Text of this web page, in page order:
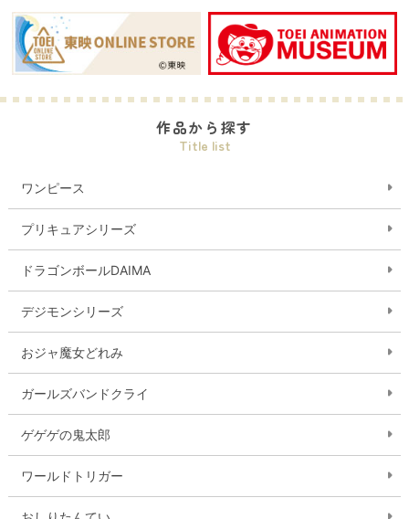
作品から探す
Title list
ワンピース
プリキュアシリーズ
ドラゴンボールDAIMA
デジモンシリーズ
おジャ魔女どれみ
ガールズバンドクライ
ゲゲゲの鬼太郎
ワールドトリガー